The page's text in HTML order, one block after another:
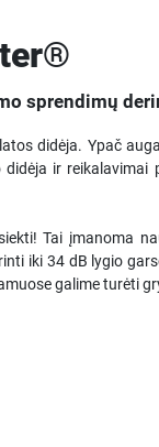
sprendimų
didėja. Ypač
ir reikalavimai
Tai įmanoma
iki 34 dB lygio
galime turėti